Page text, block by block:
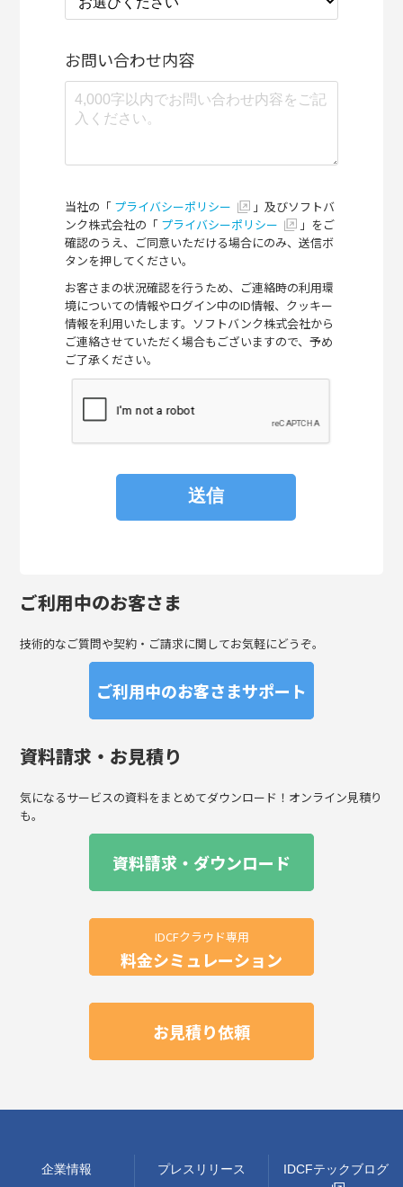
お問い合わせ内容
当社の「 プライバシーポリシー
」及びソフトバ
ンク株式会社の「 プライバシーポリシー
」をご
確認のうえ、ご同意いただける場合にのみ、送信ボ
タンを押してください。
お客さまの状況確認を行うため、ご連絡時の利用環
境についての情報やログイン中のID情報、クッキー
情報を利用いたします。ソフトバンク株式会社から
ご連絡させていただく場合もございますので、予め
ご了承ください。
ご利用中のお客さま
技術的なご質問や契約・ご請求に関してお気軽にどうぞ。
ご利用中のお客さまサポート
資料請求・お見積り
気になるサービスの資料をまとめてダウンロード！オンライン見積り
も。
資料請求・ダウンロード
IDCFクラウド専用
料金シミュレーション
お見積り依頼
企業情報 プレスリリース IDCFテックブログ